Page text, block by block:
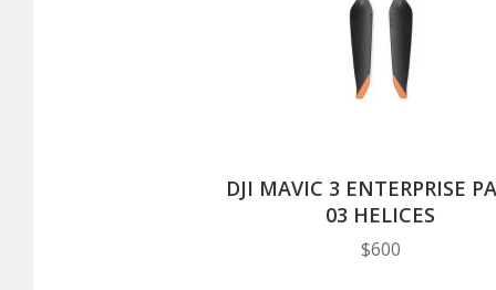
DJI MAVIC 3 ENTERPRISE
03 HELICES
$600